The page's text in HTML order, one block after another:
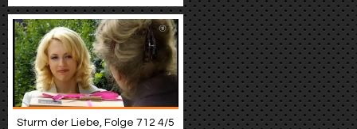
Sturm der Liebe, Folge 712 4/5